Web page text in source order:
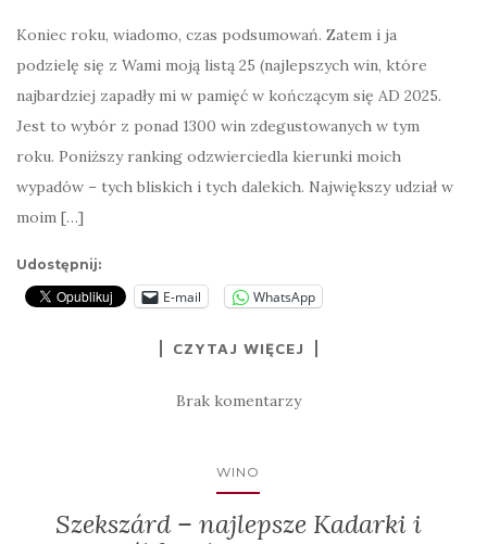
Koniec roku, wiadomo, czas podsumowań. Zatem i ja
podzielę się z Wami moją listą 25 (najlepszych win, które
najbardziej zapadły mi w pamięć w kończącym się AD 2025.
Jest to wybór z ponad 1300 win zdegustowanych w tym
roku. Poniższy ranking odzwierciedla kierunki moich
wypadów – tych bliskich i tych dalekich. Największy udział w
moim […]
Udostępnij:
E-mail WhatsApp
CZYTAJ WIĘCEJ
Brak komentarzy
WINO
Szekszárd – najlepsze Kadarki i